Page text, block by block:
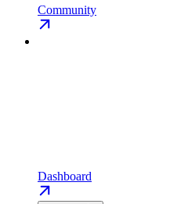
Community
Dashboard